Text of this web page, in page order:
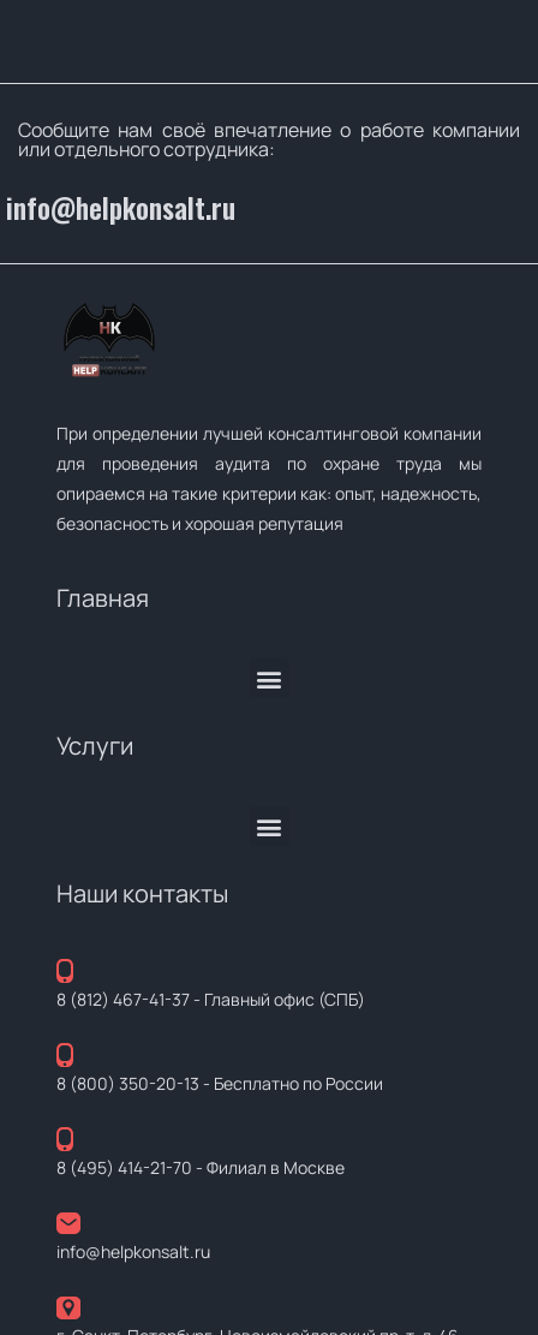
Сообщите нам своё впечатление о работе компании
или отдельного сотрудника:
info@helpkonsalt.ru
При определении лучшей консалтинговой компании
для проведения аудита по охране труда мы
опираемся на такие критерии как: опыт, надежность,
безопасность и хорошая репутация
Главная
Услуги
Наши контакты
8 (812) 467-41-37- Главный офис (СПБ)
8 (800) 350-20-13 - Бесплатно по России
8 (495) 414-21-70 - Филиал в Москве
info@helpkonsalt.ru